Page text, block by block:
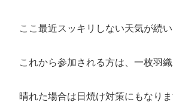
ここ最近スッキリしない天気が続
これから参加される方は、一枚羽
晴れた場合は日焼け対策にもなり